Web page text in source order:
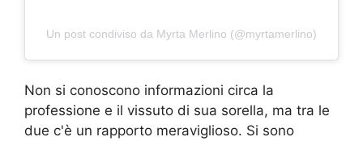
Un post condiviso da Myrta Merlino (@myrtamerlino)
Non si conoscono informazioni circa la
professione e il vissuto di sua sorella, ma tra le
due c'è un rapporto meraviglioso. Si sono